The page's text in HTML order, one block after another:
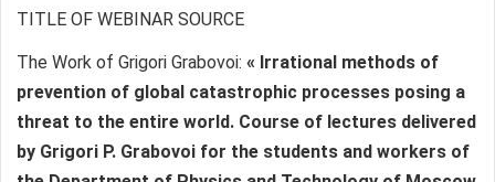
TITLE OF WEBINAR SOURCE
The Work of Grigori Grabovoi: « Irrational methods of
prevention of global catastrophic processes posing a
threat to the entire world. Course of lectures delivered
by Grigori P. Grabovoi for the students and workers of